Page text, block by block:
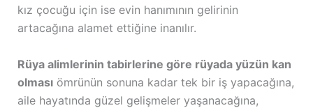
kız çocuğu için ise evin hanımının gelirinin
artacağına alamet ettiğine inanılır.
Rüya alimlerinin tabirlerine göre rüyada yüzün kan
olmasıömrünün sonuna kadar tek bir iş yapacağına,
aile hayatında güzel gelişmeler yaşanacağına,